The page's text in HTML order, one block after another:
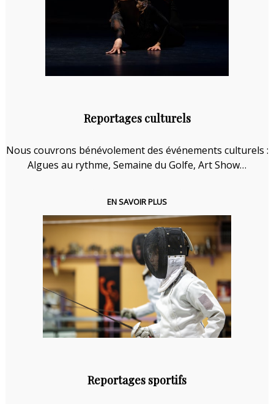
Reportages culturels
Nous couvrons bénévolement des événements culturels :
Algues au rythme, Semaine du Golfe, Art Show…
EN SAVOIR PLUS
Reportages sportifs